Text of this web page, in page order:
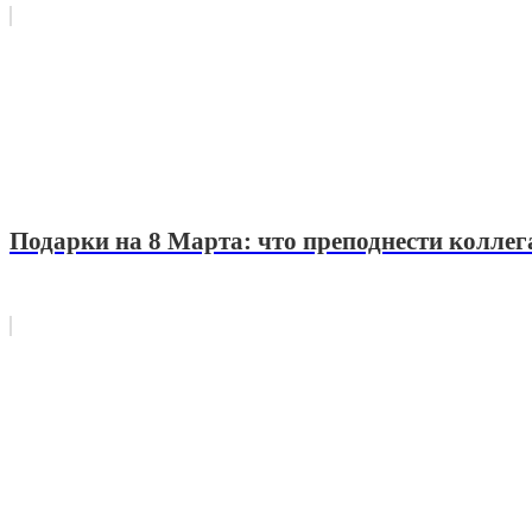
Подарки на 8 Марта: что преподнести